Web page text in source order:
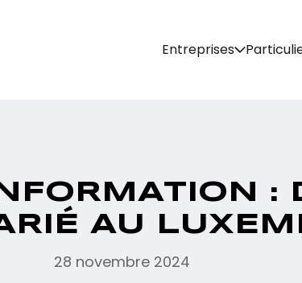
Entreprises
:
AU
28 novembre 2024